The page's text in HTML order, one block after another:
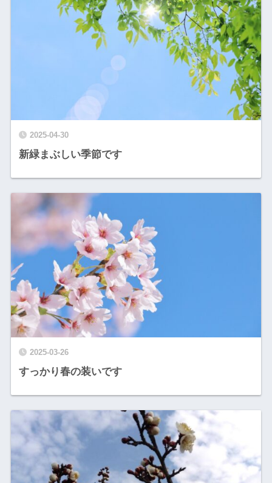
2025-04-30
新緑まぶしい季節です
2025-03-26
すっかり春の装いです